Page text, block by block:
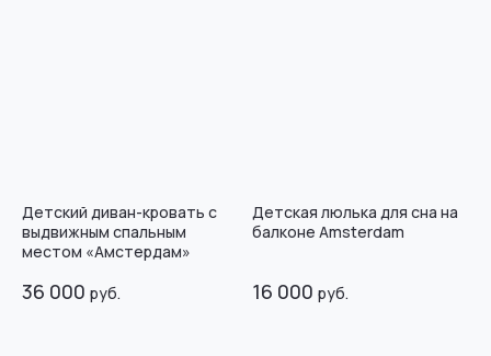
Детский диван-кровать с
выдвижным спальным
местом «Амстердам»
36 000 руб.
Детская люлька для сна на
балконе Amsterdam
16 000 руб.